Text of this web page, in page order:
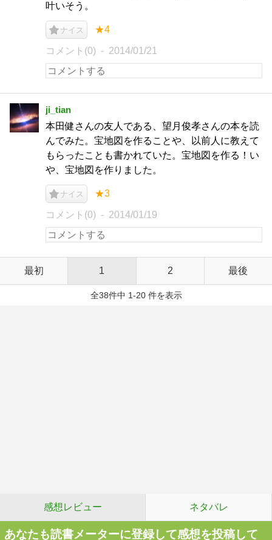
叶いそう。
ナイス ★4
コメント(0) 2014/01/21
ji_tian
本田健さんの友人である、望月俊孝さんの本を読
んでみた。宝地図を作ることや、以前人に教えて
もらったことも書かれていた。宝地図を作る！い
や、宝地図を作りました。
ナイス ★3
コメント(0) 2014/01/19
最初 1 2 最後
全38件中 1-20 件を表示
感想レビュー ネタバレ
あなたも読書メーターに登録して感想を投稿して